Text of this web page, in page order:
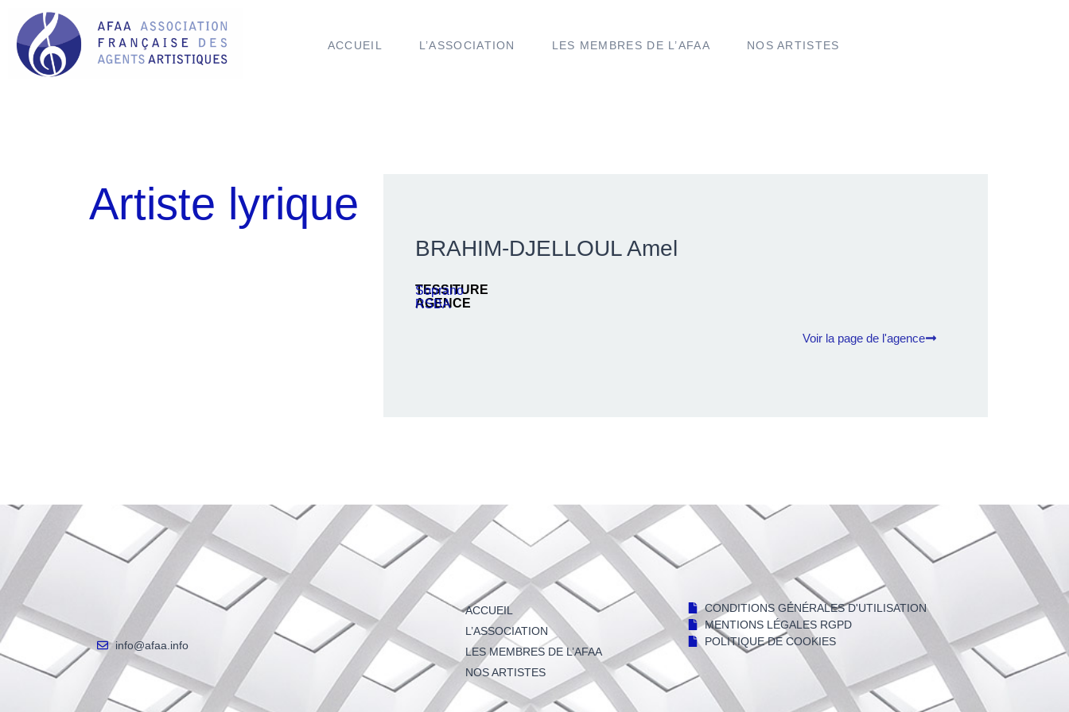
ACCUEIL L’ASSOCIATION LES MEMBRES DE L’AFAA NOS ARTISTES
Artiste lyrique
BRAHIM-DJELLOUL Amel
TESSITURE
Soprano
AGENCE
RSBA
Voir la page de l'agence
info@afaa.info
ACCUEIL
L’ASSOCIATION
LES MEMBRES DE L’AFAA
NOS ARTISTES
CONDITIONS GÉNÉRALES D'UTILISATION
MENTIONS LÉGALES RGPD
POLITIQUE DE COOKIES